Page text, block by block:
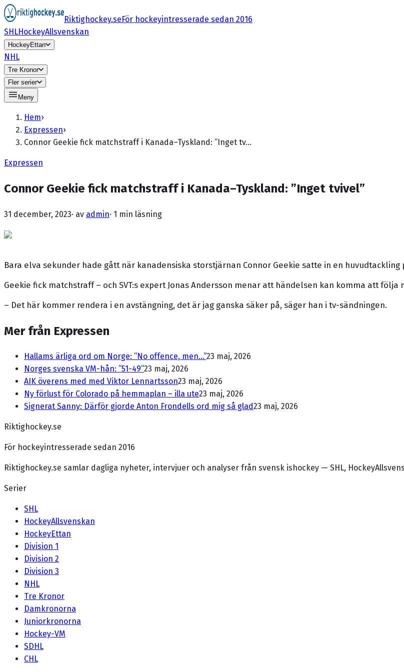
Riktighockey.seFör hockeyintresserade sedan 2016
SHLHockeyAllsvenskan
HockeyEttan
NHL
Tre Kronor
Fler serier
Meny
Hem›
Expressen›
Connor Geekie fick matchstraff i Kanada–Tyskland: ”Inget tv…
Expressen
Connor Geekie fick matchstraff i Kanada–Tyskland: ”Inget tvivel”
31 december, 2023· av admin· 1 min läsning
Bara elva sekunder hade gått när kanadensiska storstjärnan Connor Geekie satte in en huvudtackling
Geekie fick matchstraff – och SVT:s expert Jonas Andersson menar att händelsen kan komma att
– Det här kommer rendera i en avstängning, det är jag ganska säker på, säger han i tv-sändningen.
Mer från Expressen
Hallams ärliga ord om Norge: ”No offence, men...”23 maj, 2026
Norges svenska VM-hån: ”51-49”23 maj, 2026
AIK överens med med Viktor Lennartsson23 maj, 2026
Ny förlust för Colorado på hemmaplan – illa ute23 maj, 2026
Signerat Sanny: Därför gjorde Anton Frondells ord mig så glad23 maj, 2026
Riktighockey.se
För hockeyintresserade sedan 2016
Riktighockey.se samlar dagliga nyheter, intervjuer och analyser från svensk ishockey — SHL,
Serier
SHL
HockeyAllsvenskan
HockeyEttan
Division 1
Division 2
Division 3
NHL
Tre Kronor
Damkronorna
Juniorkronorna
Hockey-VM
SDHL
CHL